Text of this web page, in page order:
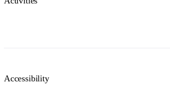
Accessibility